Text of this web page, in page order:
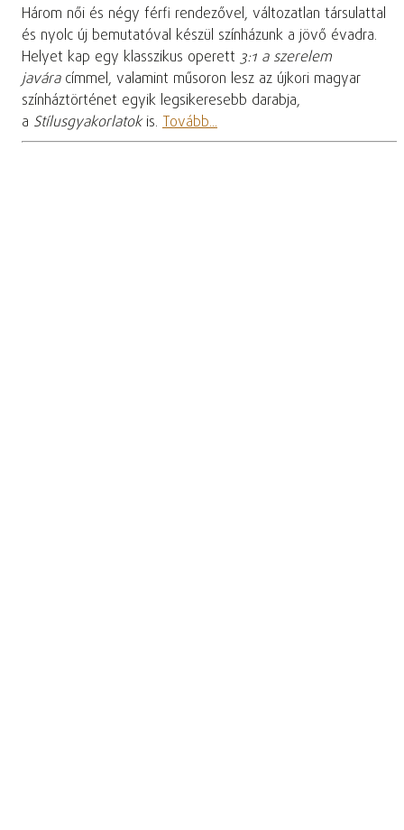
Három női és négy férfi rendezővel, változatlan társulattal
és nyolc új bemutatóval készül színházunk a jövő évadra.
Helyet kap egy klasszikus operett 3:1 a szerelem
javáracímmel, valamint műsoron lesz az újkori magyar
színháztörténet egyik legsikeresebb darabja,
a Stílusgyakorlatokis. Tovább...